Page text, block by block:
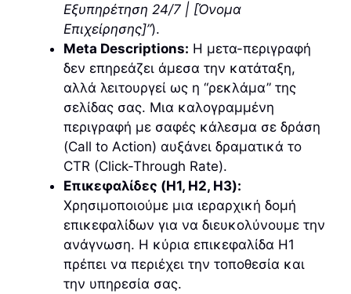
Εξυπηρέτηση 24/7 | [Όνομα
Επιχείρησης]”).
Meta Descriptions: Η μετα-περιγραφή
δεν επηρεάζει άμεσα την κατάταξη,
αλλά λειτουργεί ως η “ρεκλάμα” της
σελίδας σας. Μια καλογραμμένη
περιγραφή με σαφές κάλεσμα σε δράση
(Call to Action) αυξάνει δραματικά το
CTR (Click-Through Rate).
Επικεφαλίδες (H1, H2, H3):
Χρησιμοποιούμε μια ιεραρχική δομή
επικεφαλίδων για να διευκολύνουμε την
ανάγνωση. Η κύρια επικεφαλίδα H1
πρέπει να περιέχει την τοποθεσία και
την υπηρεσία σας.